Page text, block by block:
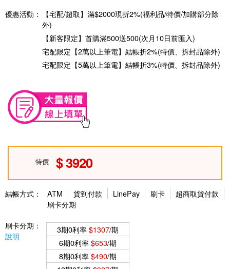
優惠活動：
【宅配/超取】滿$2000現折2%(福利品/特價/加購部分除
外)
【新客限定】首購滿500送500(次月10日前匯入)
宅配限定【2萬以上筆電】結帳折2%(特價、拆封品除外)
宅配限定【5萬以上筆電】結帳折3%(特價、拆封品除外)
特價 3920
結帳方式： ATM 貨到付款 LinePay 刷卡
超商取貨付款
刷卡分期
刷卡分期：
說明
3期0利率$1307/期
6期0利率$653/期
8期0利率$490/期